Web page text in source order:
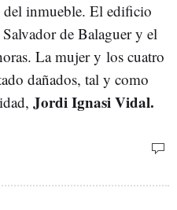
inmueble. El edificio
de Balaguer y el
La mujer y los cuatro
dañados, tal y como
Jordi Ignasi Vidal.